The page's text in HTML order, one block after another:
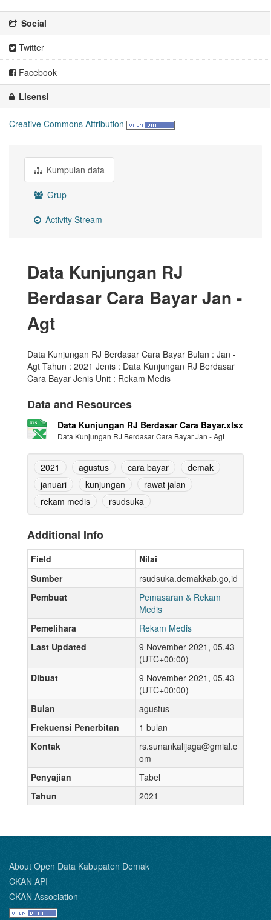
Social
Twitter
Facebook
Lisensi
Creative Commons Attribution
Kumpulan data
Grup
Activity Stream
Data Kunjungan RJ
Berdasar Cara Bayar Jan -
Agt
Data Kunjungan RJ Berdasar Cara Bayar Bulan : Jan -
Agt Tahun : 2021 Jenis : Data Kunjungan RJ Berdasar
Cara Bayar Jenis Unit : Rekam Medis
Data and Resources
Data Kunjungan RJ Berdasar Cara Bayar.xlsx
Data Kunjungan RJ Berdasar Cara Bayar Jan - Agt
2021 agustus cara bayar
demak
januari
kunjungan
rawat jalan
rekam medis
rsudsuka
Additional Info
Field
Nilai
Sumber
rsudsuka.demakkab.go,id
Pembuat
Pemasaran & Rekam
Medis
Pemelihara
Rekam Medis
Last Updated
9 November 2021, 05.43
(UTC+00:00)
Dibuat
9 November 2021, 05.43
(UTC+00:00)
Bulan
agustus
Frekuensi Penerbitan
1 bulan
Kontak
rs.sunankalijaga@gmial.c
om
Penyajian
Tabel
Tahun
2021
About Open Data Kabupaten Demak
CKAN API
CKAN Association